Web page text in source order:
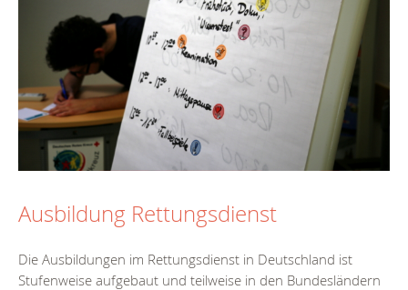
Ausbildung Rettungsdienst
Die Ausbildungen im Rettungsdienst in Deutschland ist
Stufenweise aufgebaut und teilweise in den Bundesländern